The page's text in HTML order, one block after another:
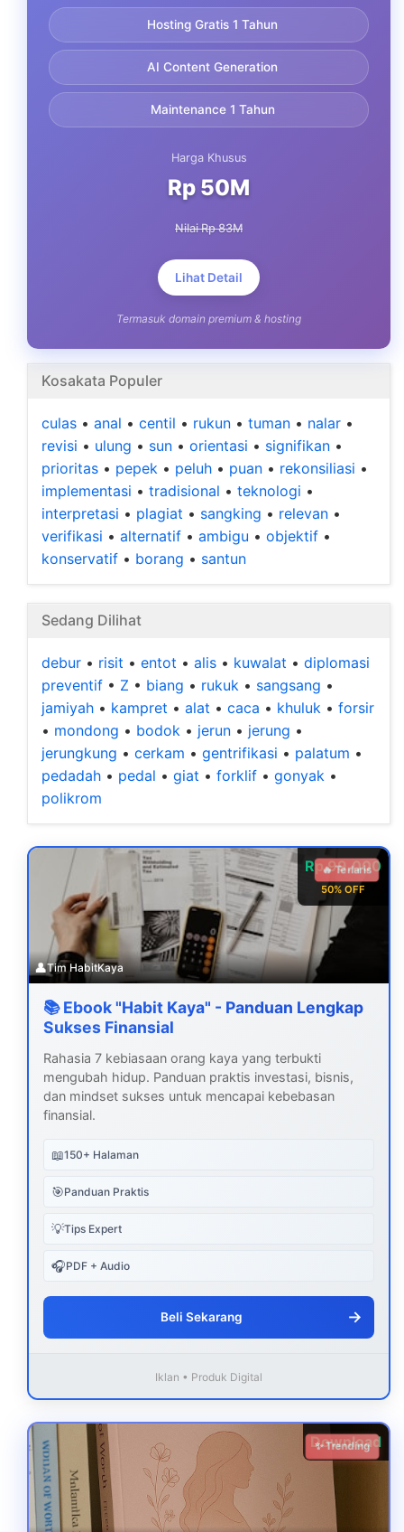
Hosting Gratis 1 Tahun
AI Content Generation
Maintenance 1 Tahun
Harga Khusus
Rp 50M
Nilai Rp 83M
Lihat Detail
Termasuk domain premium & hosting
Kosakata Populer
culas • anal • centil • rukun • tuman • nalar •
revisi • ulung • sun • orientasi • signifikan •
prioritas • pepek • peluh • puan • rekonsiliasi •
implementasi • tradisional • teknologi •
interpretasi • plagiat • sangking • relevan •
verifikasi • alternatif • ambigu • objektif •
konservatif • borang • santun
Sedang Dilihat
debur • risit • entot • alis • kuwalat • diplomasi
preventif • Z • biang • rukuk • sangsang •
jamiyah • kampret • alat • caca • khuluk • forsir
• mondong • bodok • jerun • jerung •
jerungkung • cerkam • gentrifikasi • palatum •
pedadah • pedal • giat • forklif • gonyak •
polikrom
Rp 99.000
50% OFF
🔥 Terlaris
👤Tim HabitKaya
📚 Ebook "Habit Kaya" - Panduan Lengkap
Sukses Finansial
Rahasia 7 kebiasaan orang kaya yang terbukti
mengubah hidup. Panduan praktis investasi, bisnis,
dan mindset sukses untuk mencapai kebebasan
finansial.
📖150+ Halaman
🎯Panduan Praktis
💡Tips Expert
🎧PDF + Audio
Beli Sekarang →
Iklan • Produk Digital
Download
✨ Trending